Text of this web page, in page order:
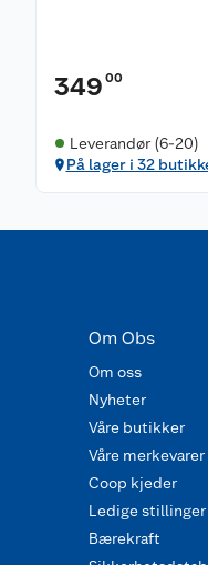
349 00
Leverandør (6-20)
På lager i 32
Om Obs
Om oss
Nyheter
Våre butikker
Våre merkevarer
Coop kjeder
Ledige stillinger
Bærekraft